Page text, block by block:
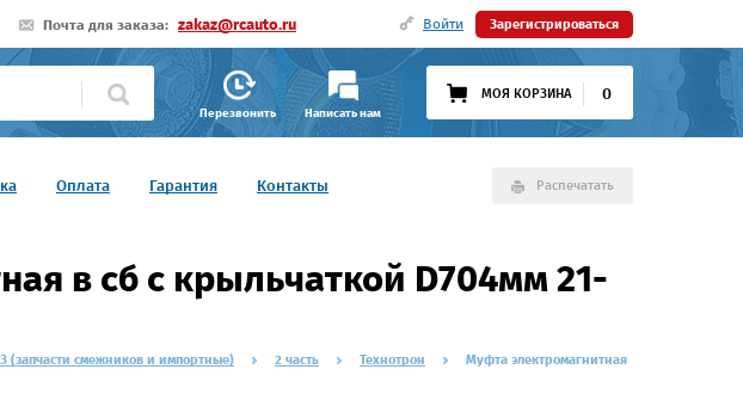
Почта для заказа: zakaz@rcauto.ru Войти Зарегистрироваться
Перезвонить Написать нам
МОЯ КОРЗИНА 0
Оплата Гарантия Контакты Распечатать
в сб с крыльчаткой D704мм 21-
(запчасти смежников и импортные) 2 часть Технотрон
Муфта электромагнитная